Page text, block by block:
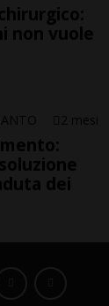
non vuole
2 mesi
dei